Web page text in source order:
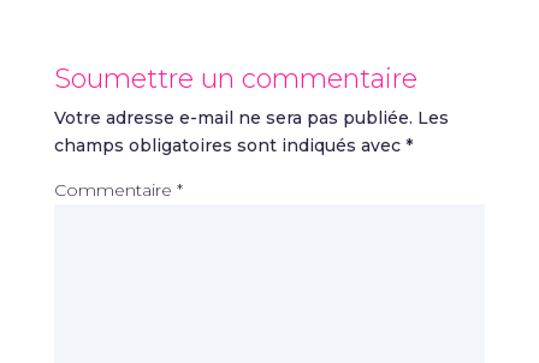
Soumettre un commentaire
Votre adresse e-mail ne sera pas publiée. Les
champs obligatoires sont indiqués avec *
Commentaire *